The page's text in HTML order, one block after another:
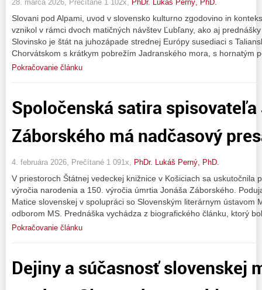
28. marca 2026, Prečítané 1 102x, PhDr. Lukáš Perný, PhD.
Slovani pod Alpami, uvod v slovensko kulturno zgodovino in
vznikol v rámci dvoch matičných návštev Ľubľany, ako aj
Slovinsko je štát na juhozápade strednej Európy susediaci s
Chorvátskom s krátkym pobrežím Jadranského mora, s hornatým
Pokračovanie článku
Spoločenská satira spisovateľa
Záborského má nadčasový
4. februára 2026, Prečítané 1 091x, PhDr. Lukáš Perný, PhD.
V priestoroch Štátnej vedeckej knižnice v Košiciach sa uskutočnila
výročia narodenia a 150. výročia úmrtia Jonáša Záborského.
Matice slovenskej v spolupráci so Slovenským literárnym ústavom
odborom MS. Prednáška vychádza z biografického článku, ktorý
Pokračovanie článku
Dejiny a súčasnosť slovenskej